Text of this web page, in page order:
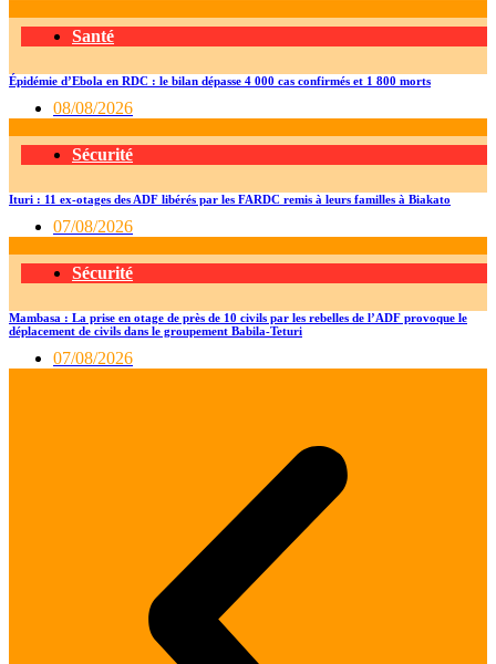
Santé
Épidémie d’Ebola en RDC : le bilan dépasse 4 000 cas confirmés et 1 800 morts
08/08/2026
Sécurité
Ituri : 11 ex-otages des ADF libérés par les FARDC remis à leurs familles à Biakato
07/08/2026
Sécurité
Mambasa : La prise en otage de près de 10 civils par les rebelles de l’ADF provoque le
déplacement de civils dans le groupement Babila-Teturi
07/08/2026